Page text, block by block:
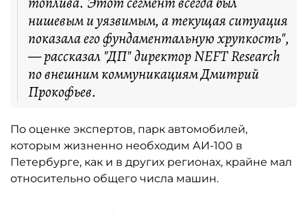
нишевым и уязвимым, а текущая ситуация
показала его фундаментальную хрупкость",
— рассказал "ДП" директор NEFT Research
по внешним коммуникациям Дмитрий
Прокофьев.
По оценке экспертов, парк автомобилей,
которым жизненно необходим АИ-100 в
Петербурге, как и в других регионах, крайне мал
относительно общего числа машин.